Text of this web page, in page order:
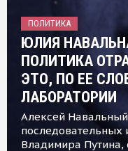
ПОЛИТИКА
ЮЛИЯ
ПОЛИТИКА
ЭТО, ПО ЕЕ
ЛАБОРАТОРИИ
Алексей
последовательных
Владимира